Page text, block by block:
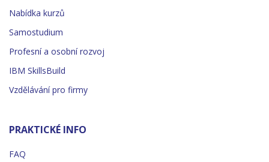
Nabídka kurzů
Samostudium
Profesní a osobní rozvoj
IBM SkillsBuild
Vzdělávání pro firmy
PRAKTICKÉ INFO
FAQ